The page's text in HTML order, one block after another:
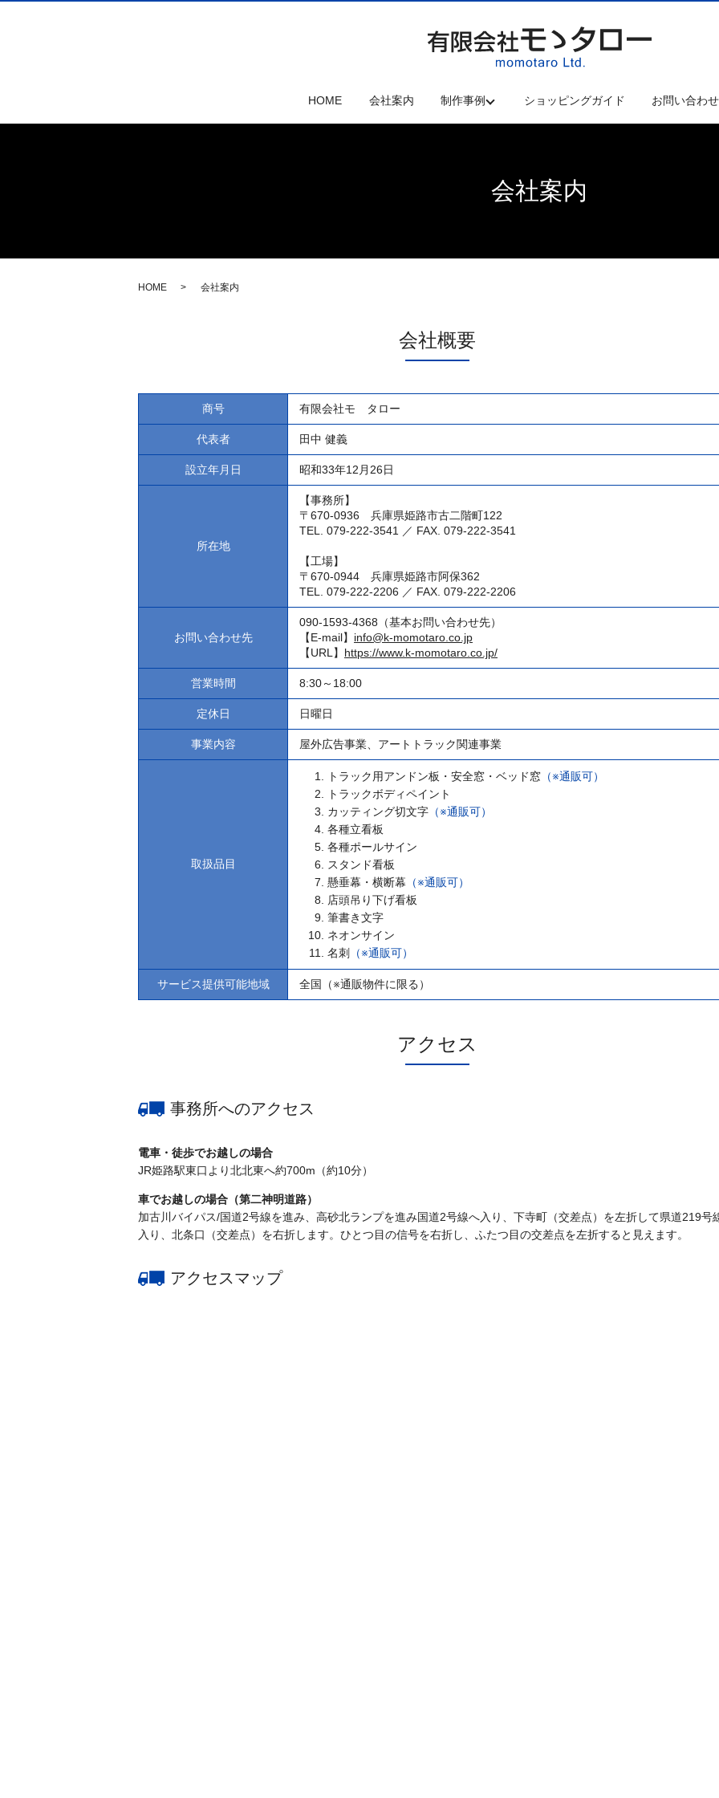
HOME 会社案内 制作事例 ショッピングガイド お問い合わせ
会社案内
HOME 会社案内
会社概要
商号 有限会社モゝタロー
代表者 田中 健義
設立年月日 昭和33年12月26日
所在地
【事務所】
〒670-0936 兵庫県姫路市古二階町122
TEL. 079-222-3541 ／ FAX. 079-222-3541
【工場】
〒670-0944 兵庫県姫路市阿保362
TEL. 079-222-2206 ／ FAX. 079-222-2206
お問い合わせ先
090-1593-4368（基本お問い合わせ先）
【E-mail】 info@k-momotaro.co.jp
【URL】 https://www.k-momotaro.co.jp/
営業時間 8:30～18:00
定休日 日曜日
事業内容 屋外広告事業、アートトラック関連事業
取扱品目
トラック用アンドン板・安全窓・ベッド窓 （※通販可）
トラックボディペイント
カッティング切文字 （※通販可）
各種立看板
各種ポールサイン
スタンド看板
懸垂幕・横断幕 （※通販可）
店頭吊り下げ看板
筆書き文字
ネオンサイン
名刺
（※通販可）
サービス提供可能地域 全国（※通販物件に限る）
アクセス
事務所へのアクセス
電車・徒歩でお越しの場合
JR姫路駅東口より北北東へ約700m（約10分）
車でお越しの場合（第二神明道路）
加古川バイパス/国道2号線を進み、高砂北ランプを進み国道2号線へ入り、下寺町（交差点）を左折して県道219号
入り、北条口（交差点）を右折します。ひとつ目の信号を右折し、ふたつ目の交差点を左折すると見えます。
アクセスマップ